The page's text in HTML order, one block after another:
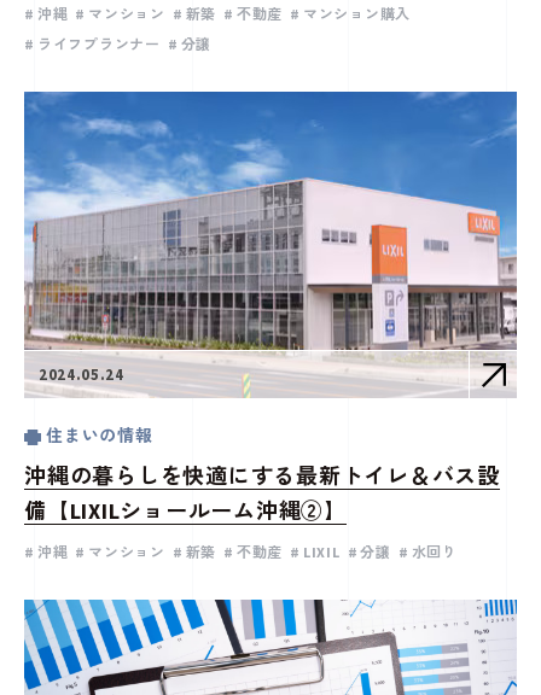
沖縄 マンション 新築 不動産
マンション購入
ライフプランナー
分譲
2024.05.24
住まいの情報
沖縄の暮らしを快適にする最新トイレ＆バス設
備【LIXILショールーム沖縄②】
沖縄 マンション 新築 不動産 LIXIL 分譲 水回り